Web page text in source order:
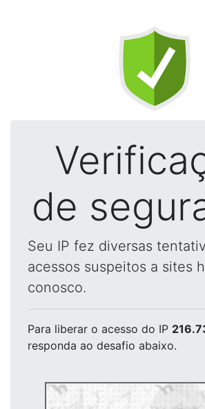
de
Seu IP fez diversas
acessos suspeitos a sites
conosco.
Para liberar o acesso do IP
responda ao desafio abaixo.